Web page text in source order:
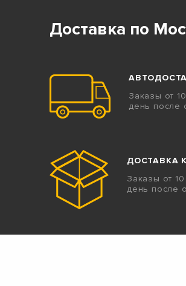
Доставка по
Заказы от
день после
ДОСТАВКА
Заказы от
день после